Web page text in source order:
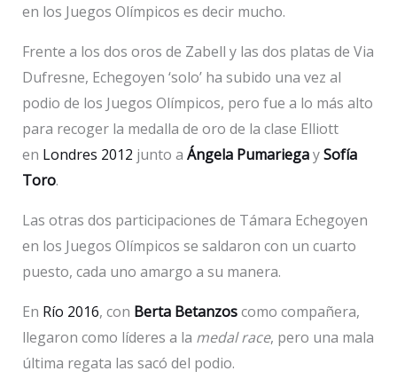
en los Juegos Olímpicos es decir mucho.
Frente a los dos oros de Zabell y las dos platas de Via
Dufresne, Echegoyen ‘solo’ ha subido una vez al
podio de los Juegos Olímpicos, pero fue a lo más alto
para recoger la medalla de oro de la clase Elliott
en Londres 2012 junto a Ángela PumariegaySofía
Toro.
Las otras dos participaciones de Támara Echegoyen
en los Juegos Olímpicos se saldaron con un cuarto
puesto, cada uno amargo a su manera.
En Río 2016, con Berta Betanzoscomo compañera,
llegaron como líderes a la medal race, pero una mala
última regata las sacó del podio.